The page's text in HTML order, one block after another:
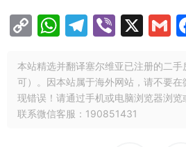
C
p
y
Li
W
at
s
A
T
e
gr
a
Vi
er
X
l
本站精选并翻译塞尔维亚已注册的二
可）。因本站属于海外网站，请不要
现错误！请通过手机或电脑浏览器浏
联系微信客服：190851431